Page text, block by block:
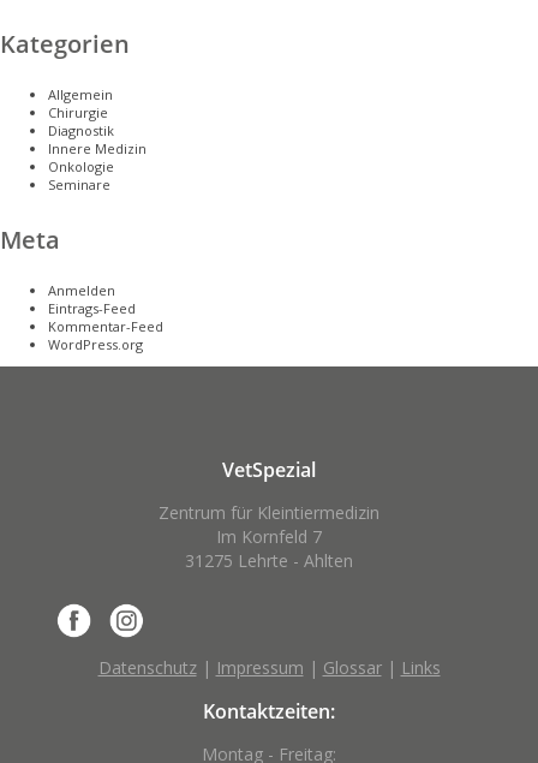
Kategorien
Allgemein
Chirurgie
Diagnostik
Innere Medizin
Onkologie
Seminare
Meta
Anmelden
Eintrags-Feed
Kommentar-Feed
WordPress.org
VetSpezial
Zentrum für Kleintiermedizin
Im Kornfeld 7
31275 Lehrte - Ahlten
Datenschutz| Impressum | Glossar| Links
Kontaktzeiten:
Montag - Freitag: